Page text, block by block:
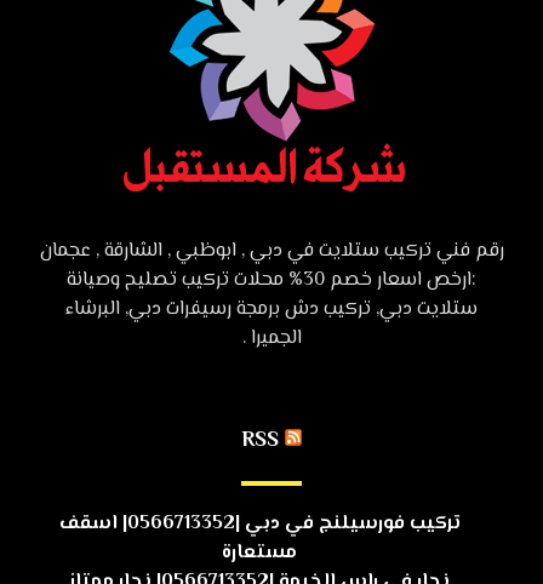
رقم فني تركيب ستلايت في دبي , ابوظبي , الشارقة , عجمان
:ارخص اسعار خصم 30% محلات تركيب تصليح وصيانة
ستلايت دبي, تركيب دش برمجة رسيفرات دبي, البرشاء
الجميرا .
RSS
تركيب فورسيلنج في دبي |0566713352| اسقف
مستعارة